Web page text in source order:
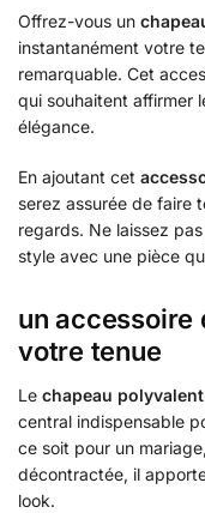
Offrez-vous un
instantanément votre
remarquable. Cet
qui souhaitent affirmer
élégance.
En ajoutant cet
serez assurée de faire
regards. Ne laissez
style avec une pièce
un accessoire
votre tenue
Le chapeau polyvalent
central indispensable
ce soit pour un
décontractée, il
look.